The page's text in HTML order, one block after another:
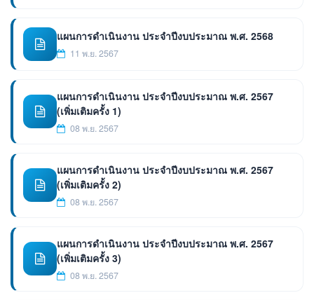
แผนการดำเนินงาน ประจำปีงบประมาณ พ.ศ. 2568
11 พ.ย. 2567
แผนการดำเนินงาน ประจำปีงบประมาณ พ.ศ. 2567
(เพิ่มเติมครั้ง 1)
08 พ.ย. 2567
แผนการดำเนินงาน ประจำปีงบประมาณ พ.ศ. 2567
(เพิ่มเติมครั้ง 2)
08 พ.ย. 2567
แผนการดำเนินงาน ประจำปีงบประมาณ พ.ศ. 2567
(เพิ่มเติมครั้ง 3)
08 พ.ย. 2567